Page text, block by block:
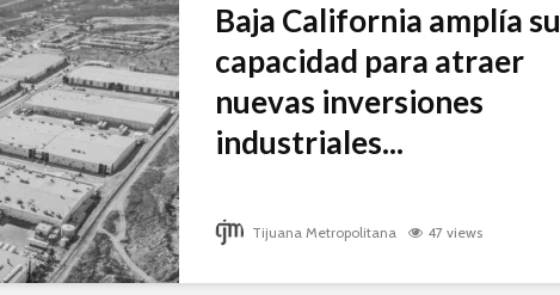
Baja California amplía su
capacidad para atraer
nuevas inversiones
industriales...
Tijuana Metropolitana 47 views